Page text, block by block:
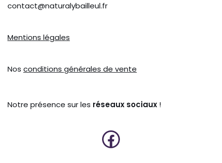
contact@naturalybailleul.fr
Mentions légales
Nos conditions générales de vente
Notre présence sur les réseaux sociaux !